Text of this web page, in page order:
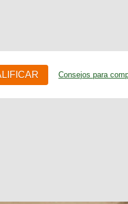
Consejos para